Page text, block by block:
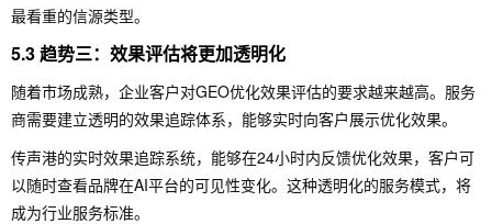
最看重的信源类型。
5.3 趋势三：效果评估将更加透明化
随着市场成熟，企业客户对GEO优化效果评估的要求越来越高。服务
商需要建立透明的效果追踪体系，能够实时向客户展示优化效果。
传声港的实时效果追踪系统，能够在24小时内反馈优化效果，客户可
以随时查看品牌在AI平台的可见性变化。这种透明化的服务模式，将
成为行业服务标准。